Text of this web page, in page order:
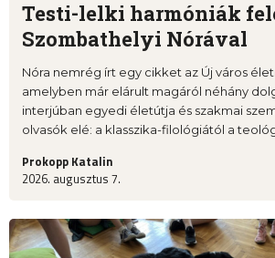
Testi-lelki harmóniák
Szombathelyi Nórával
Nóra nemrég írt egy cikket az Új város
amelyben már elárult magáról néhány
interjúban egyedi életútja és szakmai
olvasók elé: a klasszika-filológiától a
Prokopp Katalin
2026. augusztus 7.